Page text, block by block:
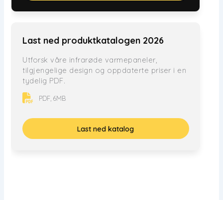
Last ned produktkatalogen 2026
Utforsk våre infrarøde varmepaneler,
tilgjengelige design og oppdaterte priser i en
tydelig PDF.
PDF, 6MB
Last ned katalog